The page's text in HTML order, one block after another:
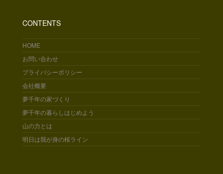
CONTENTS
HOME
お問い合わせ
プライバシーポリシー
会社概要
夢千年の家づくり
夢千年の暮らしはじめよう
山の力とは
明日は我が身の桜ライン